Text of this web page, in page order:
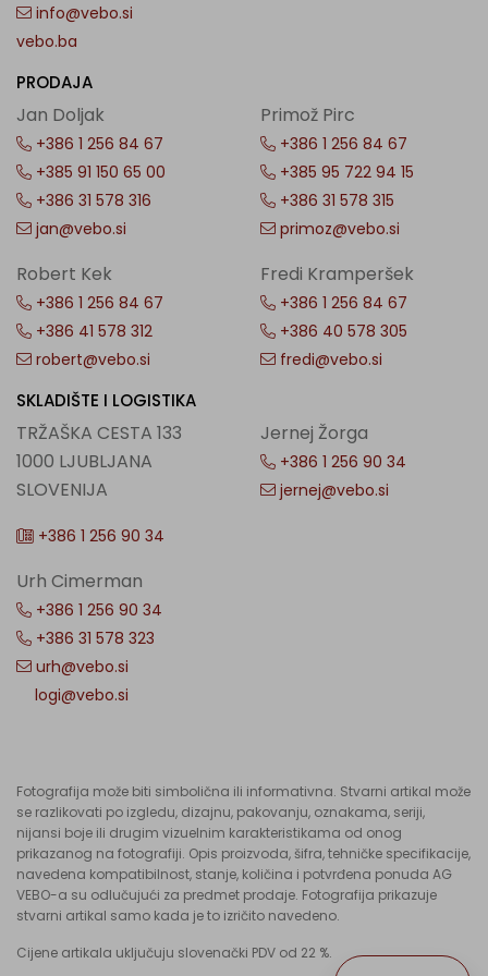
info@vebo.si
vebo.ba
PRODAJA
Jan Doljak
+386 1 256 84 67
+385 91 150 65 00
+386 31 578 316
jan@vebo.si
Primož Pirc
+386 1 256 84 67
+385 95 722 94 15
+386 31 578 315
primoz@vebo.si
Robert Kek
+386 1 256 84 67
+386 41 578 312
robert@vebo.si
Fredi Kramperšek
+386 1 256 84 67
+386 40 578 305
fredi@vebo.si
SKLADIŠTE I LOGISTIKA
TRŽAŠKA CESTA 133
1000 LJUBLJANA
SLOVENIJA
+386 1 256 90 34
Urh Cimerman
+386 1 256 90 34
+386 31 578 323
urh@vebo.si
logi@vebo.si
Jernej Žorga
+386 1 256 90 34
jernej@vebo.si
Fotografija može biti simbolična ili informativna. Stvarni artikal može
se razlikovati po izgledu, dizajnu, pakovanju, oznakama, seriji,
nijansi boje ili drugim vizuelnim karakteristikama od onog
prikazanog na fotografiji. Opis proizvoda, šifra, tehničke specifikacije,
navedena kompatibilnost, stanje, količina i potvrđena ponuda AG
VEBO-a su odlučujući za predmet prodaje. Fotografija prikazuje
stvarni artikal samo kada je to izričito navedeno.
Cijene artikala uključuju slovenački PDV od 22 %.